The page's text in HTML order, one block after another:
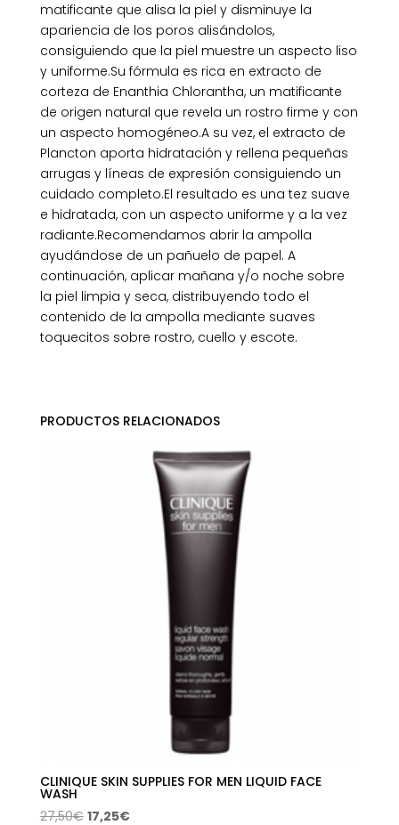
matificante que alisa la piel y disminuye la
apariencia de los poros alisándolos,
consiguiendo que la piel muestre un aspecto liso
y uniforme.Su fórmula es rica en extracto de
corteza de Enanthia Chlorantha, un matificante
de origen natural que revela un rostro firme y con
un aspecto homogéneo.A su vez, el extracto de
Plancton aporta hidratación y rellena pequeñas
arrugas y líneas de expresión consiguiendo un
cuidado completo.El resultado es una tez suave
e hidratada, con un aspecto uniforme y a la vez
radiante.Recomendamos abrir la ampolla
ayudándose de un pañuelo de papel. A
continuación, aplicar mañana y/o noche sobre
la piel limpia y seca, distribuyendo todo el
contenido de la ampolla mediante suaves
toquecitos sobre rostro, cuello y escote.
PRODUCTOS RELACIONADOS
CLINIQUE SKIN SUPPLIES FOR MEN LIQUID FACE
WASH
27,50€ El
17,25€El